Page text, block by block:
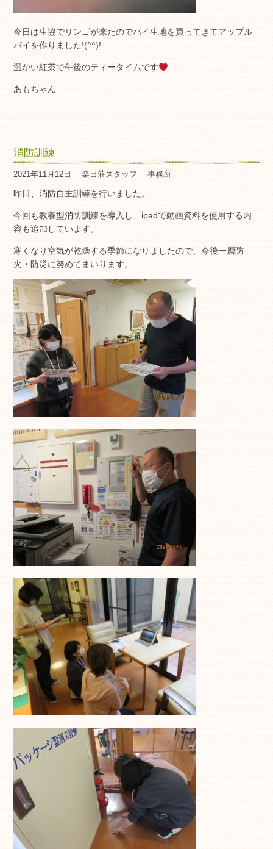
今日は生協でリンゴが来たのでパイ生地を買ってきてアップル
パイを作りました!(^^)!
温かい紅茶で午後のティータイムです
あもちゃん
消防訓練
2021年11月12日 楽日荘スタッフ 事務所
昨日、消防自主訓練を行いました。
今回も教養型消防訓練を導入し、ipadで動画資料を使用する内
容も追加しています。
寒くなり空気が乾燥する季節になりましたので、今後一層防
火・防災に努めてまいります。